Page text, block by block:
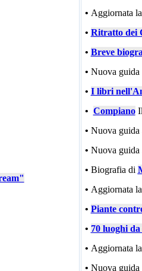
• Aggiornata
• Ritratto dei
• Breve
• Nuova guida
• I libri
• Compiano
• Nuova guida
• Nuova guida
• Biografia di
• Aggiornata
• Piante
• 70 luoghi
• Aggiornata
• Nuova guida